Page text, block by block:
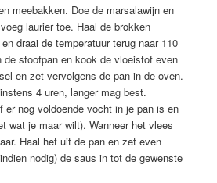
meebakken. Doe de marsalawijn en
laurier toe. Haal de brokken
draai de temperatuur terug naar 110
de stoofpan en kook de vloeistof even
en zet vervolgens de pan in de oven.
4 uren, langer mag best.
er nog voldoende vocht in je pan is en
wat je maar wilt). Wanneer het vlees
Haal het uit de pan en zet even
nodig) de saus in tot de gewenste